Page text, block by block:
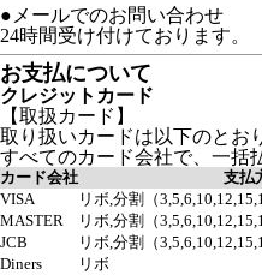
●メールでのお問い合わせ
24時間受け付けております。
お支払について
クレジットカード
【取扱カード】
取り扱いカードは以下のとお
すべてのカード会社で、一括
カード会社
支払
VISA
リボ,分割（
MASTER
リボ,分割（
JCB
リボ,分割（
Diners
リボ